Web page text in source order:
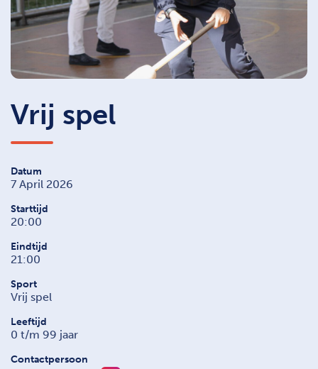
Vrij spel
Datum
7 April 2026
Starttijd
20:00
Eindtijd
21:00
Sport
Vrij spel
Leeftijd
0 t/m 99 jaar
Contactpersoon